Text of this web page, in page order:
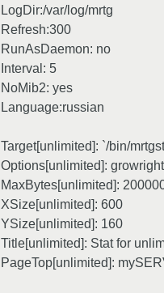
LogDir:/var/log/mrtg
Refresh:300
RunAsDaemon: no
Interval: 5
NoMib2: yes
Language:russian
Target[unlimited]: `/bin/
Options[unlimited]: growright
MaxBytes[unlimited]:
XSize[unlimited]: 600
YSize[unlimited]: 160
Title[unlimited]: Stat for
PageTop[unlimited]: